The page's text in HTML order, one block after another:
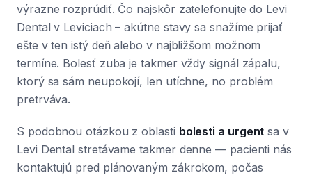
výrazne rozprúdiť. Čo najskôr zatelefonujte do Levi
Dental v Leviciach – akútne stavy sa snažíme prijať
ešte v ten istý deň alebo v najbližšom možnom
termíne. Bolesť zuba je takmer vždy signál zápalu,
ktorý sa sám neupokojí, len utíchne, no problém
pretrváva.
S podobnou otázkou z oblasti bolesti a urgent sa v
Levi Dental stretávame takmer denne — pacienti nás
kontaktujú pred plánovaným zákrokom, počas